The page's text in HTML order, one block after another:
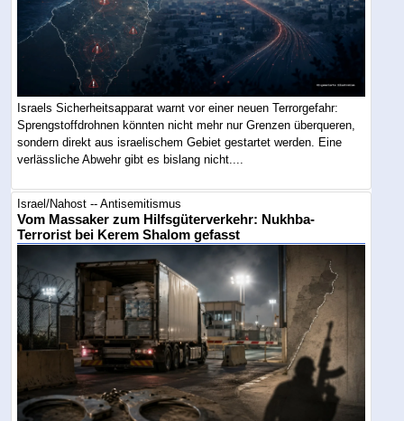
Israels Sicherheitsapparat warnt vor einer neuen Terrorgefahr:
Sprengstoffdrohnen könnten nicht mehr nur Grenzen überqueren,
sondern direkt aus israelischem Gebiet gestartet werden. Eine
verlässliche Abwehr gibt es bislang nicht....
Israel/Nahost -- Antisemitismus
Vom Massaker zum Hilfsgüterverkehr: Nukhba-
Terrorist bei Kerem Shalom gefasst